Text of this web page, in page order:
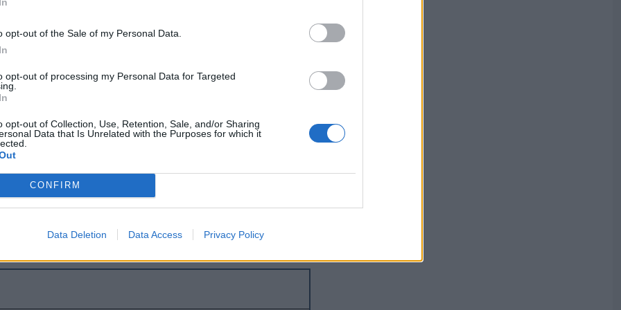
opt-out of the Sale of my Personal Data.
opt-out of processing my Personal Data for Targeted
opt-out of Collection, Use, Retention, Sale, and/or Sharing
Data that Is Unrelated with the Purposes for which it
CONFIRM
Data Deletion Data Access Privacy Policy
származó képeket, vagy a
generálnak, a kontextusból kiragadott
és riadalmat, pánikot keltő vagy az
Céljuk közfelháborodást kelteni és
bizalmatlanságot.
a bérek csökkentésére,
hamis információkkal